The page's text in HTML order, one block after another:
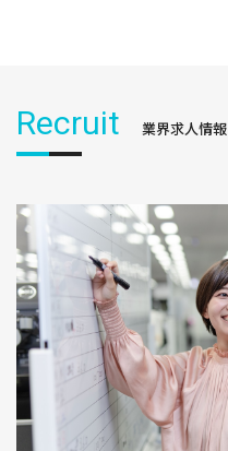
Recruit 業界求人情報